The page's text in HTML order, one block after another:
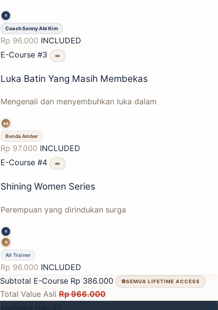
S
Coach Sonny Abi Kim
Rp 96.000 INCLUDED
E-Course #3
∞
Luka Batin Yang Masih Membekas
Mengenali dan menyembuhkan luka dalam
BA
Bunda Ambar
Rp 97.000 INCLUDED
E-Course #4
∞
Shining Women Series
Perempuan yang dirindukan surga
S
A
All Trainer
Rp 96.000 INCLUDED
Subtotal E-Course Rp 386.000 SEMUA LIFETIME ACCESS
Total Value Asli Rp 966.000